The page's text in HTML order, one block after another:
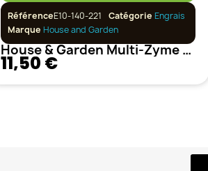
RéférenceE10-140-221 Catégorie Engrais
Marque House and Garden
House & Garden Multi-Zyme 250 ml
11,50 €